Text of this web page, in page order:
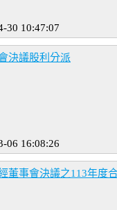
30 10:47:07
決議股利分派
06 16:08:26
董事會決議之113年度